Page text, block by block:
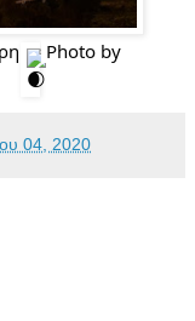
04, 2020